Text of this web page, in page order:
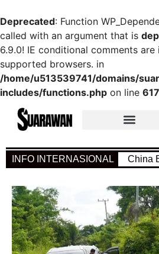
Deprecated: Function
called with an argument that is
6.9.0! IE conditional comments
supported browsers. in
/home/u513539741/domains/
includes/functions.php on line
INFO INTERNASIONAL China